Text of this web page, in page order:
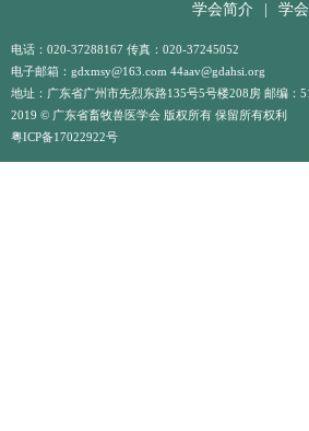
学会简介 学
电话：020-37288167 传真：020-37245052
电子邮箱：gdxmsy@163.com 44aav@gdahsi.org
地址：广东省广州市先烈东路135号5号楼208房 邮编：
2019 © 广东省畜牧兽医学会 版权所有 保留所有权利
粤ICP备17022922号